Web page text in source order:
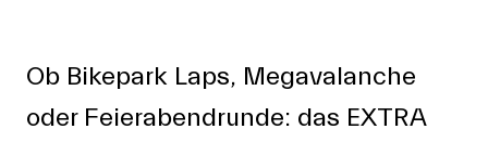
Ob Bikepark Laps, Megavalanche
oder Feierabendrunde: das EXTRA